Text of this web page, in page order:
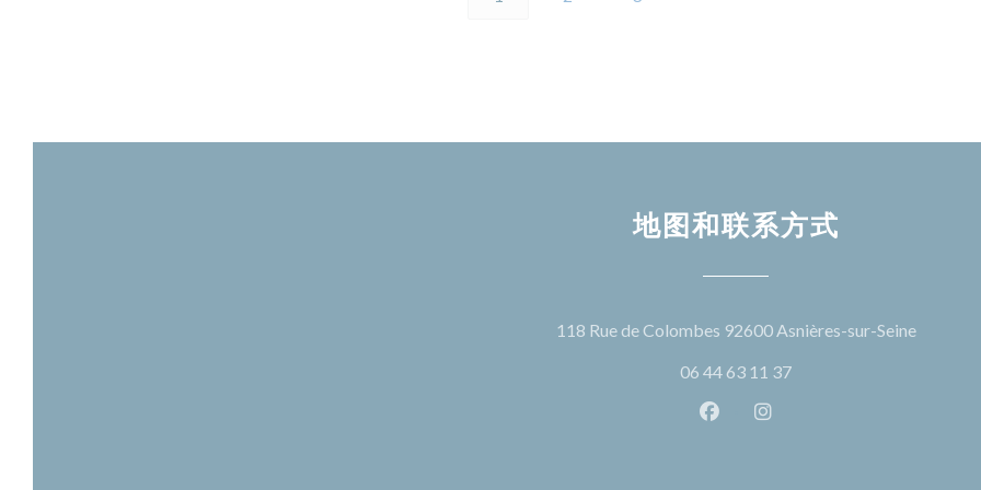
地图和联系方式
118 Rue de Colombes 92600 Asnières-sur-Seine((在新窗
06 44 63 11 37
Facebook ((在新窗口中打开))
Instagram ((在新窗口中打